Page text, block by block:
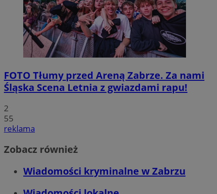
FOTO Tłumy przed Areną Zabrze. Za nami
Śląska Scena Letnia z gwiazdami rapu!
2
55
reklama
Zobacz również
Wiadomości kryminalne w Zabrzu